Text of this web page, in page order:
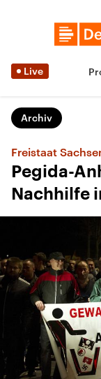
Live
Archiv
Freistaat
Pegida-
Nachhilfe